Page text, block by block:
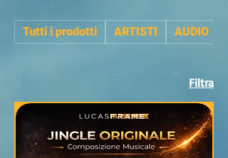
Tutti i prodotti ARTISTI AUDIO
Filtra